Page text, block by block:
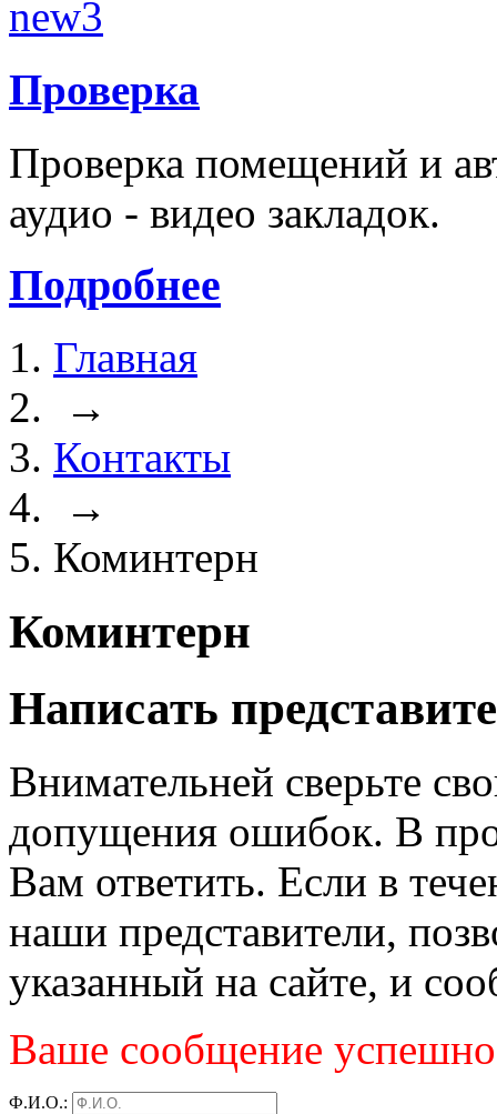
Проверка
Проверка помещений и
аудио - видео закладок.
Подробнее
Главная
→
Контакты
→
Коминтерн
Коминтерн
Написать
Внимательней сверьте
допущения ошибок. В
Вам ответить. Если в
наши представители,
указанный на сайте, и
Ваше сообщение
Ф.И.О.: